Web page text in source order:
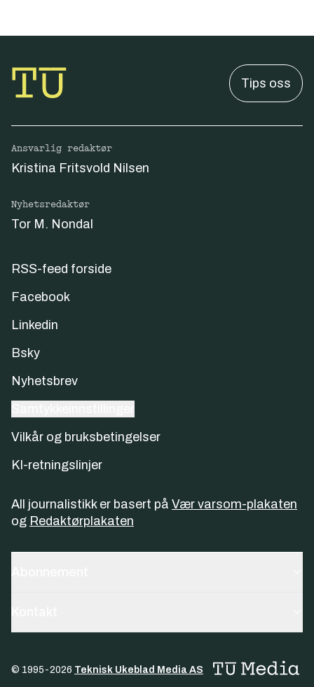
Tips oss
Ansvarlig redaktør
Kristina Fritsvold Nilsen
Nyhetsredaktør
Tor M. Nondal
RSS-feed forside
Facebook
Linkedin
Bsky
Nyhetsbrev
Vilkår og bruksbetingelser
KI-retningslinjer
All journalistikk er basert på Vær varsom-plakaten
og Redaktørplakaten
© 1995-2026 Teknisk Ukeblad Media AS